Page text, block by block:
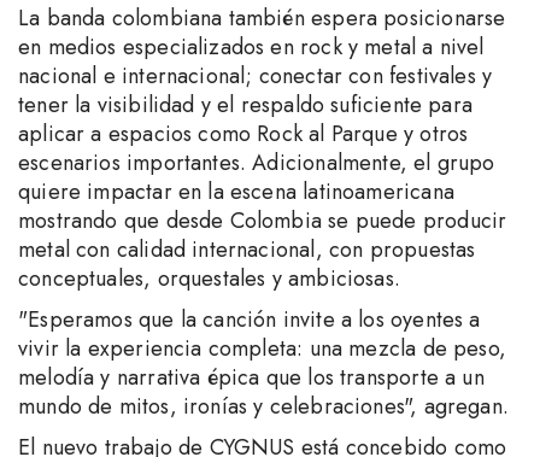
La banda colombiana también espera posicionarse
en medios especializados en rock y metal a nivel
nacional e internacional; conectar con festivales y
tener la visibilidad y el respaldo suficiente para
aplicar a espacios como Rock al Parque y otros
escenarios importantes. Adicionalmente, el grupo
quiere impactar en la escena latinoamericana
mostrando que desde Colombia se puede producir
metal con calidad internacional, con propuestas
conceptuales, orquestales y ambiciosas.
"Esperamos que la canción invite a los oyentes a
vivir la experiencia completa: una mezcla de peso,
melodía y narrativa épica que los transporte a un
mundo de mitos, ironías y celebraciones", agregan.
El nuevo trabajo de CYGNUS está concebido como